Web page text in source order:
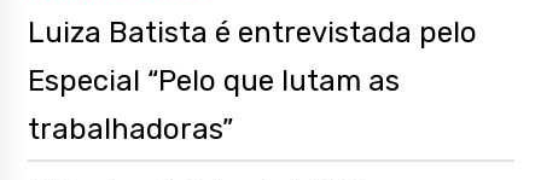
Luiza Batista é entrevistada pelo
Especial “Pelo que lutam as
trabalhadoras”